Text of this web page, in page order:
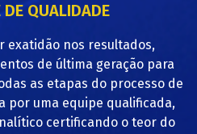
QUALIDADE
exatidão nos resultados,
de última geração para
as etapas do processo de
por uma equipe qualificada,
certificando o teor do